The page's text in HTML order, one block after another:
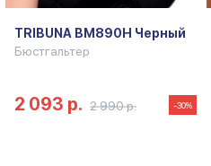
TRIBUNA BM890H Черный
Бюстгальтер
2 093 р. 2 990 р. -30%